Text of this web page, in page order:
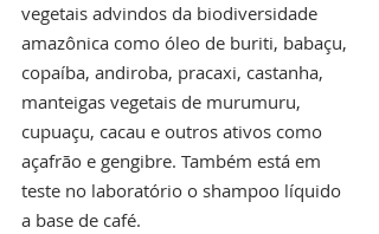
vegetais advindos da biodiversidade
amazônica como óleo de buriti, babaçu,
copaíba, andiroba, pracaxi, castanha,
manteigas vegetais de murumuru,
cupuaçu, cacau e outros ativos como
açafrão e gengibre. Também está em
teste no laboratório o shampoo líquido
a base de café.